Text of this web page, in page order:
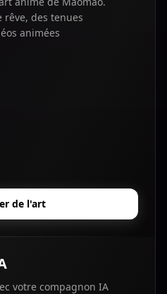
rêve, des tenues
animées
de l'art
votre compagnon IA